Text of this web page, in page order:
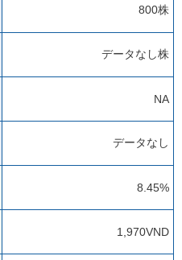
800株
データなし株
NA
データなし
8.45%
1,970VND